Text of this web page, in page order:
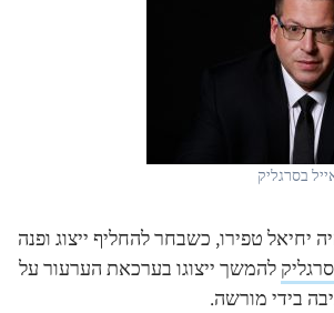
בסרגליק
יחיאל טפירו, כשבחר להחליף ייצוג ופנה
להמשך ייצוגו בערכאת הערעור על
בידי מורשה.